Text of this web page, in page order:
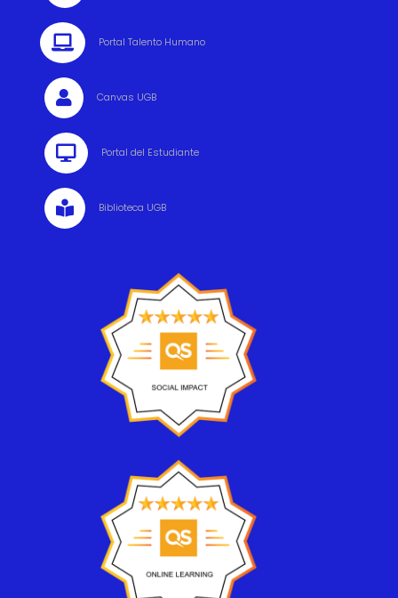
 Portal Talento Humano
 Canvas UGB
 Portal del Estudiante
 Biblioteca UGB